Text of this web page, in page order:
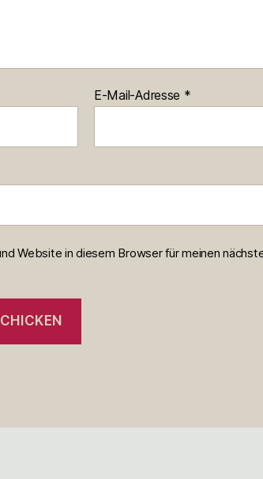
E-Mail-Adresse *
Website in diesem Browser für meinen